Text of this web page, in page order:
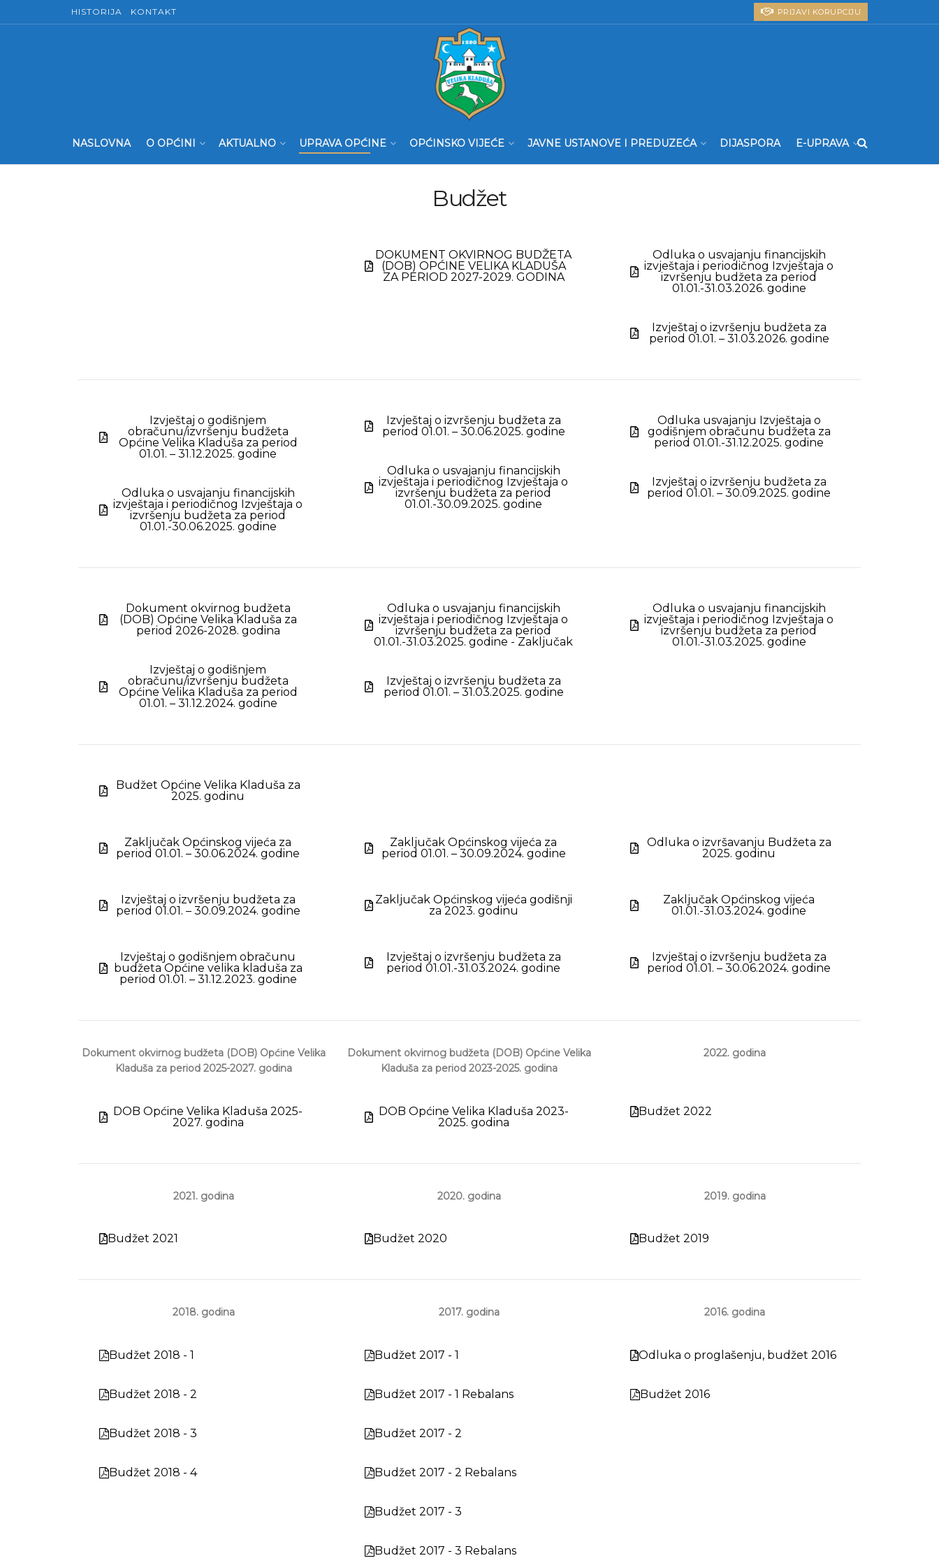
HISTORIJA KONTAKT PRIJAVI KORUPCIJU
NASLOVNA O OPĆINI AKTUALNO UPRAVA OPĆINE OPĆINSKO VIJEĆE JAVNE USTANOVE I PREDUZEĆA DIJASPORA E-UPRAVA
Budžet
DOKUMENT OKVIRNOG BUDŽETA
(DOB) OPĆINE VELIKA KLADUŠA
ZA PERIOD 2027-2029. GODINA
Odluka o usvajanju financijskih
izvještaja i periodičnog Izvještaja o
izvršenju budžeta za period
01.01.-31.03.2026. godine
Izvještaj o izvršenju budžeta za
period 01.01. – 31.03.2026. godine
Izvještaj o godišnjem
obračunu/izvršenju budžeta
Općine Velika Kladuša za period
01.01. – 31.12.2025. godine
Odluka o usvajanju financijskih
izvještaja i periodičnog Izvještaja o
izvršenju budžeta za period
01.01.-30.06.2025. godine
Izvještaj o izvršenju budžeta za
period 01.01. – 30.06.2025. godine
Odluka o usvajanju financijskih
izvještaja i periodičnog Izvještaja o
izvršenju budžeta za period
01.01.-30.09.2025. godine
Odluka usvajanju Izvještaja o
godišnjem obračunu budžeta za
period 01.01.-31.12.2025. godine
Izvještaj o izvršenju budžeta za
period 01.01. – 30.09.2025. godine
Dokument okvirnog budžeta
(DOB) Općine Velika Kladuša za
period 2026-2028. godina
Izvještaj o godišnjem
obračunu/izvršenju budžeta
Općine Velika Kladuša za period
01.01. – 31.12.2024. godine
Odluka o usvajanju financijskih
izvještaja i periodičnog Izvještaja o
izvršenju budžeta za period
01.01.-31.03.2025. godine - Zaključak
Izvještaj o izvršenju budžeta za
period 01.01. – 31.03.2025. godine
Odluka o usvajanju financijskih
izvještaja i periodičnog Izvještaja o
izvršenju budžeta za period
01.01.-31.03.2025. godine
Budžet Općine Velika Kladuša za
2025. godinu
Zaključak Općinskog vijeća za
period 01.01. – 30.06.2024. godine
Zaključak Općinskog vijeća za
period 01.01. – 30.09.2024. godine
Odluka o izvršavanju Budžeta za
2025. godinu
Izvještaj o izvršenju budžeta za
period 01.01. – 30.09.2024. godine
Zaključak Općinskog vijeća godišnji
za 2023. godinu
Zaključak Općinskog vijeća
01.01.-31.03.2024. godine
Izvještaj o godišnjem obračunu
budžeta Općine velika kladuša za
period 01.01. – 31.12.2023. godine
Izvještaj o izvršenju budžeta za
period 01.01.-31.03.2024. godine
Izvještaj o izvršenju budžeta za
period 01.01. – 30.06.2024. godine
Dokument okvirnog budžeta (DOB) Općine Velika
Kladuša za period 2025-2027. godina
DOB Općine Velika Kladuša 2025-
2027. godina
Dokument okvirnog budžeta (DOB) Općine Velika
Kladuša za period 2023-2025. godina
DOB Općine Velika Kladuša 2023-
2025. godina
2022. godina
Budžet 2022
2021. godina
Budžet 2021
2020. godina
Budžet 2020
2019. godina
Budžet 2019
2018. godina
Budžet 2018 - 1
Budžet 2018 - 2
Budžet 2018 - 3
Budžet 2018 - 4
2017. godina
Budžet 2017 - 1
Budžet 2017 - 1 Rebalans
Budžet 2017 - 2
Budžet 2017 - 2 Rebalans
Budžet 2017 - 3
Budžet 2017 - 3 Rebalans
2016. godina
Odluka o proglašenju, budžet 2016
Budžet 2016